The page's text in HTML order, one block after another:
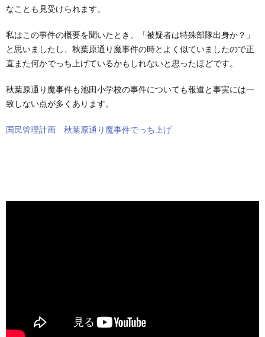
なことも見受けられます。
私はこの事件の概要を聞いたとき、「被疑者は特殊部隊出身か？」
と思いましたし、秋葉原通り魔事件の時とよく似ていましたので正
直また何かでっち上げているかもしれないと思ったほどです。
秋葉原通り魔事件も池田小学校の事件についても報道と事実には一
致しない点が多くあります。
国民管理計画 秋葉原通り魔事件でっち上げ